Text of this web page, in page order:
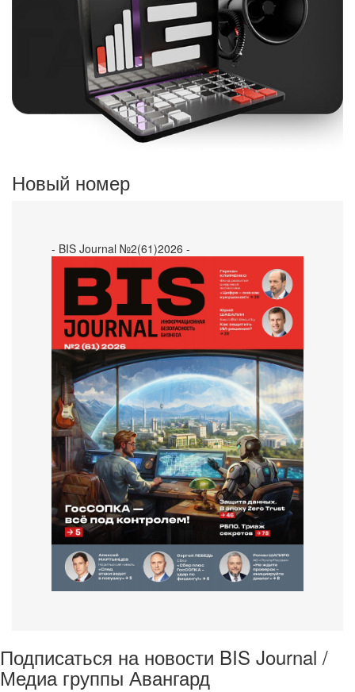
Новый номер
- BIS Journal №2(61)2026 -
Подписаться на новости BIS Journal /
Медиа группы Авангард